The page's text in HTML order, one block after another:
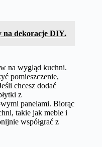
na dekoracje DIY.
na wygląd kuchni.
pomieszczenie,
chcesz dodać
z
panelami. Biorąc
takie jak meble i
współgrać z